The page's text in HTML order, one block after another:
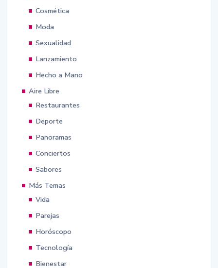
Cosmética
Moda
Sexualidad
Lanzamiento
Hecho a Mano
Aire Libre
Restaurantes
Deporte
Panoramas
Conciertos
Sabores
Más Temas
Vida
Parejas
Horóscopo
Tecnología
Bienestar